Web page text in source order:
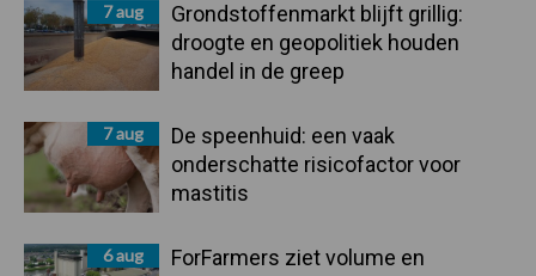
7 aug
Grondstoffenmarkt blijft grillig:
droogte en geopolitiek houden
handel in de greep
7 aug
De speenhuid: een vaak
onderschatte risicofactor voor
mastitis
6 aug
ForFarmers ziet volume en